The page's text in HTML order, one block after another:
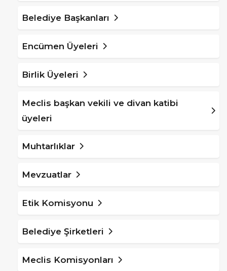
Belediye Başkanları
Encümen Üyeleri
Birlik Üyeleri
Meclis başkan vekili ve divan katibi
üyeleri
Muhtarlıklar
Mevzuatlar
Etik Komisyonu
Belediye Şirketleri
Meclis Komisyonları